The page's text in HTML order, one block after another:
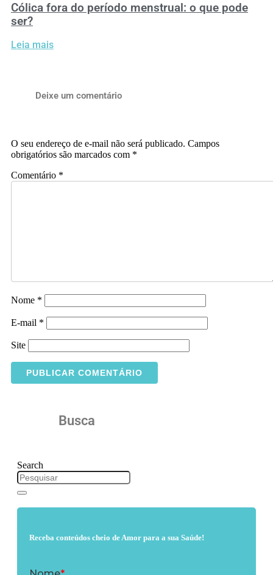
Cólica fora do período menstrual: o que pode
ser?
Leia mais
Deixe um comentário
O seu endereço de e-mail não será publicado. Campos
obrigatórios são marcados com *
Comentário *
Nome *
E-mail *
Site
Busca
Search
Receba conteúdos cheio de Amor para a sua Saúde!